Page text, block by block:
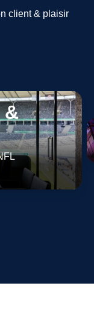
client & plaisir
&